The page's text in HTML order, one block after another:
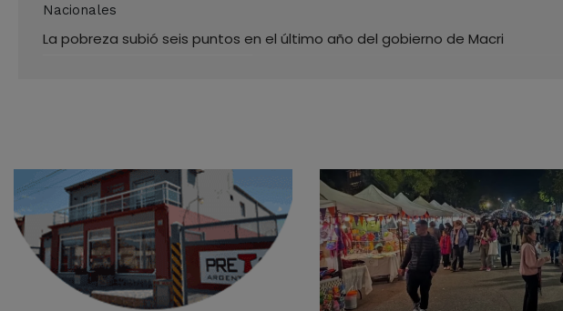
Nacionales
La pobreza subió seis puntos en el último año del gobierno de Macri